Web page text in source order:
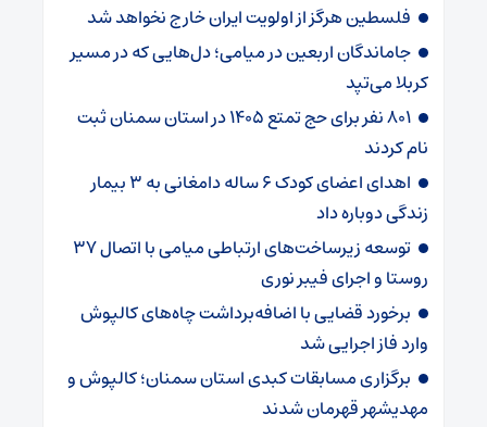
فلسطین هرگز از اولویت ایران خارج نخواهد شد
جاماندگان اربعین در میامی؛ دل‌هایی که در مسیر
کربلا می‌تپد
۸۰۱ نفر برای حج تمتع ۱۴۰۵ در استان سمنان ثبت
نام کردند
اهدای اعضای کودک ۶ ساله دامغانی به ۳ بیمار
زندگی دوباره داد
توسعه زیرساخت‌های ارتباطی میامی با اتصال ۳۷
روستا و اجرای فیبر نوری
برخورد قضایی با اضافه‌برداشت چاه‌های کالپوش
وارد فاز اجرایی شد
برگزاری مسابقات کبدی استان سمنان؛ کالپوش و
مهدیشهر قهرمان شدند